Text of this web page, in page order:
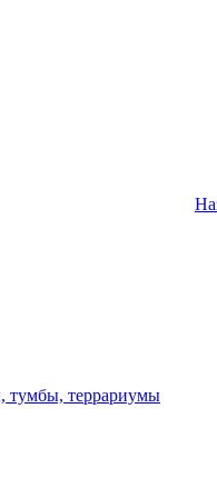
тумбы, террариумы